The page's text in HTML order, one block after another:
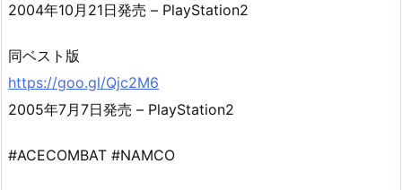
2004年10月21日発売 – PlayStation2
同ベスト版
https://goo.gl/Qjc2M6
2005年7月7日発売 – PlayStation2
#ACECOMBAT #NAMCO